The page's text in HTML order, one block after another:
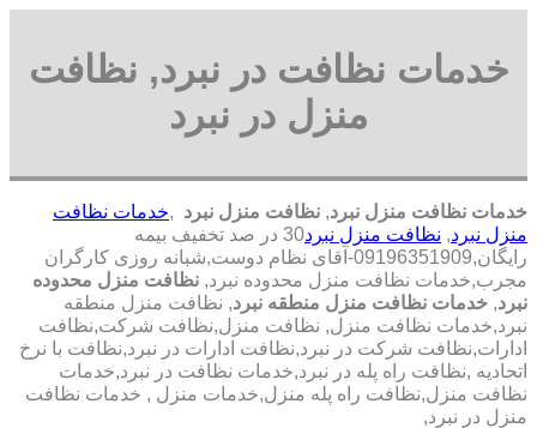
خدمات نظافت در نبرد, نظافت
منزل در نبرد
خدمات نظافت منزل نبرد, نظافت منزل نبرد ,خدمات نظافت
منزل نبرد, نظافت منزل نبرد
30 در صد تخفیف بیمه
رایگان,09196351909-آقای نظام دوست,شبانه روزی کارگران
مجرب,خدمات نظافت منزل محدوده نبرد, نظافت منزل محدوده
نبرد, خدمات نظافت منزل منطقه نبرد, نظافت منزل منطقه
نبرد,خدمات نظافت منزل, نظافت منزل,نظافت شرکت,نظافت
ادارات,نظافت شرکت در نبرد,نظافت ادارات در نبرد,نظافت با نرخ
اتحادیه ,نظافت راه پله در نبرد,خدمات نظافت در نبرد,خدمات
نظافت منزل,نظافت راه پله منزل,خدمات منزل , خدمات نظافت
منزل در نبرد,